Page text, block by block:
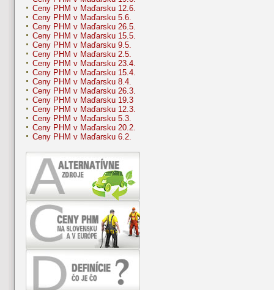
Ceny PHM v Maďarsku 12.6.
Ceny PHM v Maďarsku 5.6.
Ceny PHM v Maďarsku 26.5.
Ceny PHM v Maďarsku 15.5.
Ceny PHM v Maďarsku 9.5.
Ceny PHM v Maďarsku 2.5.
Ceny PHM v Maďarsku 23.4.
Ceny PHM v Maďarsku 15.4.
Ceny PHM v Maďarsku 8.4.
Ceny PHM v Maďarsku 26.3.
Ceny PHM v Maďarsku 19.3
Ceny PHM v Maďarsku 12.3.
Ceny PHM v Maďarsku 5.3.
Ceny PHM v Maďarsku 20.2.
Ceny PHM v Maďarsku 6.2.